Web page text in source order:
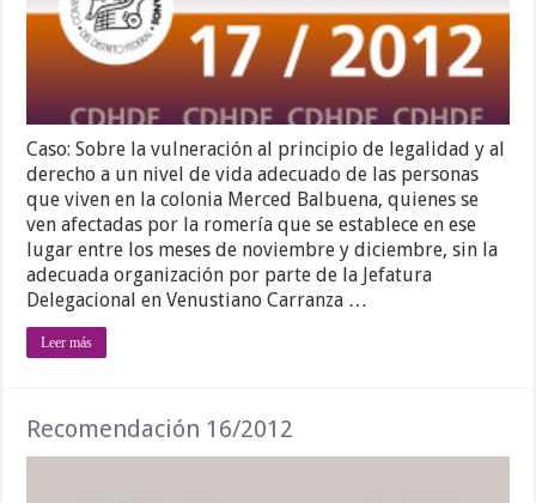
Caso: Sobre la vulneración al principio de legalidad y al
derecho a un nivel de vida adecuado de las personas
que viven en la colonia Merced Balbuena, quienes se
ven afectadas por la romería que se establece en ese
lugar entre los meses de noviembre y diciembre, sin la
adecuada organización por parte de la Jefatura
Delegacional en Venustiano Carranza …
Leer más
Recomendación 16/2012